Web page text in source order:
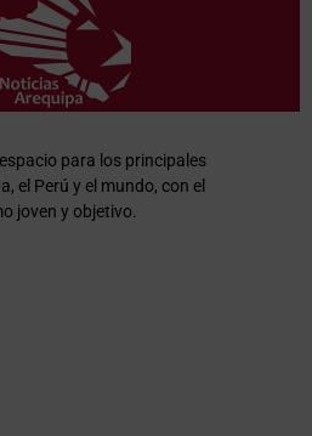
para los principales
el Perú y el mundo, con el
joven y objetivo.